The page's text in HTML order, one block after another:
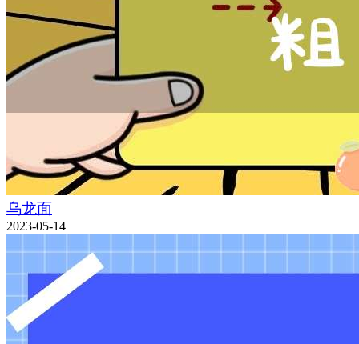
乌龙面
2023-05-14